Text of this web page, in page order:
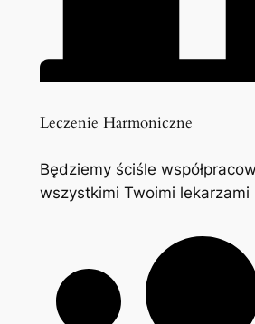
Leczenie Harmoniczne
Będziemy ściśle
wszystkimi Twoimi lekarzami